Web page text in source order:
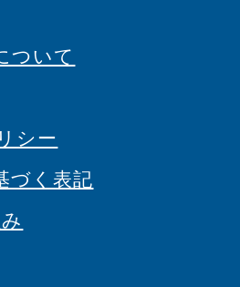
ついて
シー
づく表記